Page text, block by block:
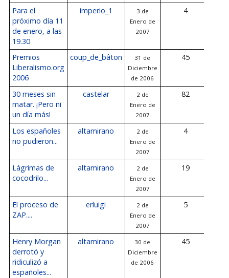
Para el
próximo día 11
de enero, a las
19.30
imperio_1
3 de
Enero de
2007
4
Premios
Liberalismo.org
2006
coup_de_bâton
31 de
Diciembre
de 2006
45
30 meses sin
matar. ¡Pero ni
un día más!
castelar
2 de
Enero de
2007
82
Los españoles
no pudieron...
altamirano
2 de
Enero de
2007
4
Lágrimas de
cocodrilo...
altamirano
2 de
Enero de
2007
19
El proceso de
ZAP....
erluigi
2 de
Enero de
2007
5
Henry Morgan
derrotó y
ridiculizó a
españoles...
altamirano
30 de
Diciembre
de 2006
45